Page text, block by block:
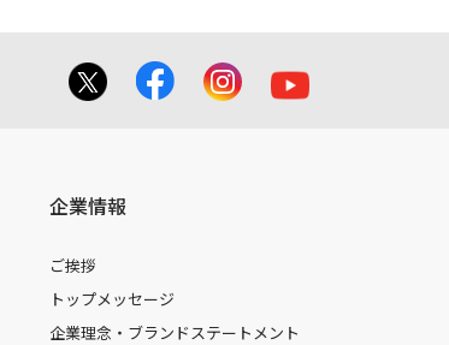
企業情報
ご挨拶
トップメッセージ
企業理念・ブランドステートメント